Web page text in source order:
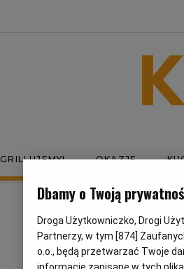
GRILLUJEMY! OKAZJE
Dbamy o Twoją
Droga Użytkowniczko, Drogi
Partnerzy, w tym [874]
o.o., będą przetwarzać Twoje
informacje zapisane w tych